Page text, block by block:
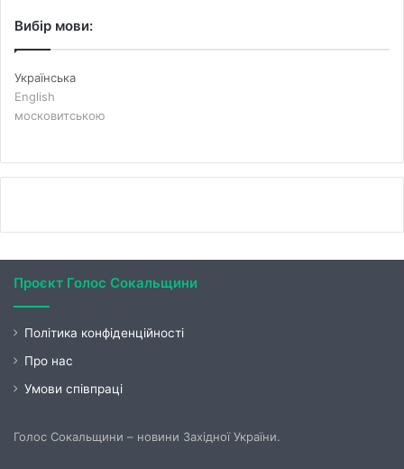
Вибір мови:
Українська
English
московитською
Проєкт Голос Сокальщини
Політика конфіденційності
Про нас
Умови співпраці
Голос Сокальщини – новини Західної України.